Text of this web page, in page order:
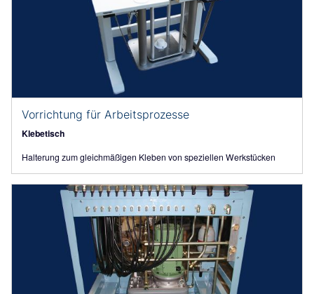
Vorrichtung für Arbeitsprozesse
Klebetisch
Halterung zum gleichmäßigen Kleben von speziellen Werkstücken